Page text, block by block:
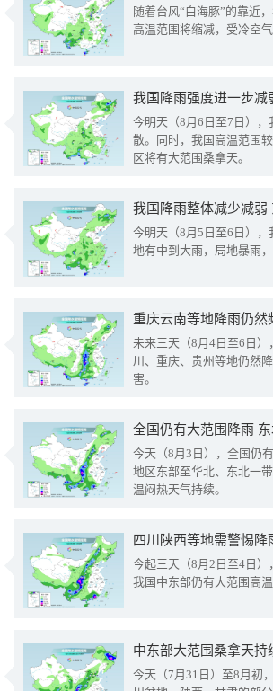
随着台风“白海豚”的靠近
高温范围将缩减，受冷空
今明天（8月6日至7日）
散。同时，我国高温范围
区将有大范围桑拿天。
我国降雨整体减少减弱
今明天（8月5日至6日）
地有中到大雨，局地暴雨
重庆云南等地降雨仍然
未来三天（8月4日至6日
川、重庆、贵州等地仍然
害。
全国仍有大范围降雨
今天（8月3日），全国仍
地区东部至华北、东北一
温闷热天气持续。
今起三天（8月2日至4日
我国中东部仍有大范围高
中东部大范围桑拿天
今天（7月31日）至8月初